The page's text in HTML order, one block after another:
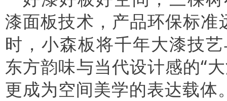
漆面板技术，产品环保标准
时，小森板将千年大漆技
东方韵味与当代设计感的“
更成为空间美学的表达载体